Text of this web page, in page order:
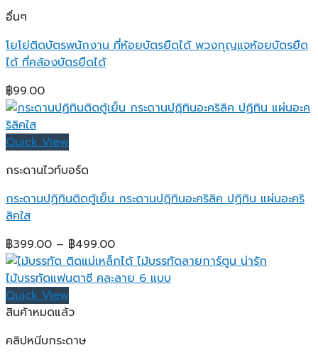
อื่นๆ
โยโย่ติดบัตรพนักงาน ที่ห้อยบัตรยืดได้ พวงกุญแจห้อยบัตรยืด
ได้ ที่คล้องบัตรยืดได้
฿99.00
Quick View
กระดานไวท์บอร์ด
กระดานปฏิทินติดตู้เย็น กระดานปฏฺิทินอะคริลิค ปฏิทิน แผ่นอะคริ
ลิคใส
฿399.00 – ฿499.00Price
range:
฿399.00
Quick View
สินค้าหมดแล้ว
คลิปหนีบกระดาษ